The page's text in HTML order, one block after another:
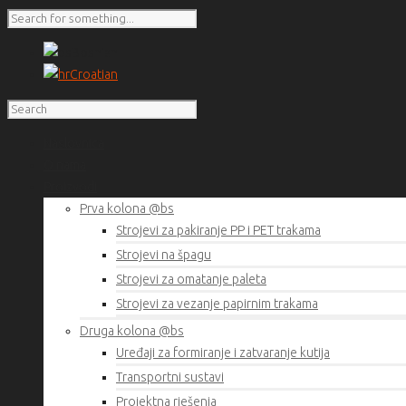
Croatian
Prva kolona @bs
Strojevi za pakiranje PP i PET trakama
Strojevi na špagu
Strojevi za omatanje paleta
Strojevi za vezanje papirnim trakama
Druga kolona @bs
Uređaji za formiranje i zatvaranje kutija
Transportni sustavi
Projektna rješenja